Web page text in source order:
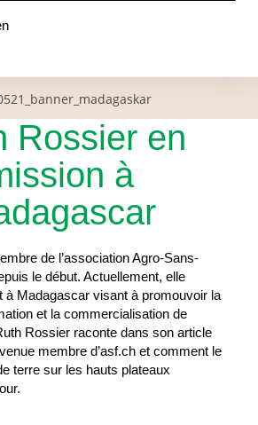
Rossier en
à
de l’association Agro-Sans-
le début. Actuellement, elle
à Madagascar visant à promouvoir la
et la commercialisation de
Rossier raconte dans son article
membre d’asf.ch et comment le
terre sur les hauts plateaux